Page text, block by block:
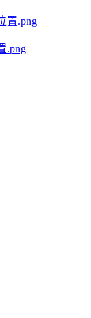
.png